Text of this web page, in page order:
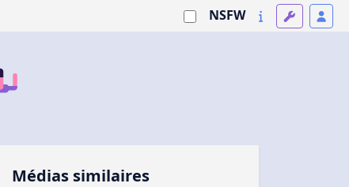
NSFW
Médias similaires